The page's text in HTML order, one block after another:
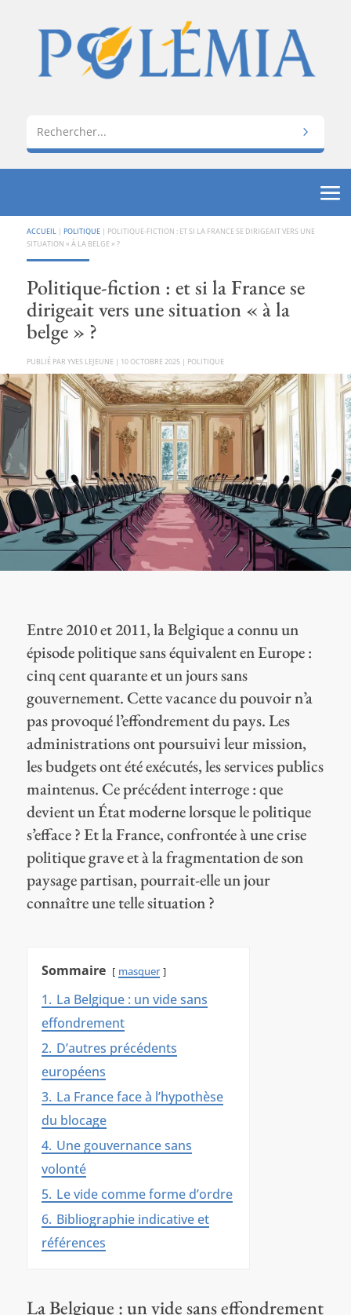
ACCUEIL | POLITIQUE| POLITIQUE-FICTION : ET SI LA FRANCE SE DIRIGEAIT VERS UNE
SITUATION « À LA BELGE » ?
Politique-fiction : et si la France se
dirigeait vers une situation « à la
belge » ?
PAR YVES LEJEUNE| 10 OCTOBRE 2025| POLITIQUE
Entre 2010 et 2011, la Belgique a connu un
épisode politique sans équivalent en Europe :
cinq cent quarante et un jours sans
gouvernement. Cette vacance du pouvoir n’a
pas provoqué l’effondrement du pays. Les
administrations ont poursuivi leur mission,
les budgets ont été exécutés, les services publics
maintenus. Ce précédent interroge : que
devient un État moderne lorsque le politique
s’efface ? Et la France, confrontée à une crise
politique grave et à la fragmentation de son
paysage partisan, pourrait-elle un jour
connaître une telle situation ?
Sommaire masquer
1. La Belgique : un vide sans
effondrement
2. D’autres précédents
européens
3. La France face à l’hypothèse
du blocage
4. Une gouvernance sans
volonté
5. Le vide comme forme d’ordre
6. Bibliographie indicative et
références
La Belgique : un vide sans effondrement